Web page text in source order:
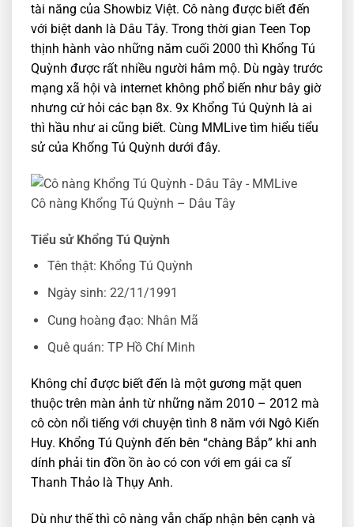
tài năng của Showbiz Việt. Cô nàng được biết đến
với biệt danh là Dâu Tây. Trong thời gian Teen Top
thịnh hành vào những năm cuối 2000 thì Khổng Tú
Quỳnh được rất nhiều người hâm mộ. Dù ngày trước
mạng xã hội và internet không phổ biến như bây giờ
nhưng cứ hỏi các bạn 8x. 9x Khổng Tú Quỳnh là ai
thì hầu như ai cũng biết. Cùng MMLive tìm hiểu tiểu
sử của Khổng Tú Quỳnh dưới đây.
Cô nàng Khổng Tú Quỳnh – Dâu Tây
Tiểu sử Khổng Tú Quỳnh
Tên thật: Khổng Tú Quỳnh
Ngày sinh: 22/11/1991
Cung hoàng đạo: Nhân Mã
Quê quán: TP Hồ Chí Minh
Không chỉ được biết đến là một gương mặt quen
thuộc trên màn ảnh từ những năm 2010 – 2012 mà
cô còn nổi tiếng với chuyện tình 8 năm với Ngô Kiến
Huy. Khổng Tú Quỳnh đến bên “chàng Bắp” khi anh
dính phải tin đồn ồn ào có con với em gái ca sĩ
Thanh Thảo là Thụy Anh.
Dù như thế thì cô nàng vẫn chấp nhận bên cạnh và